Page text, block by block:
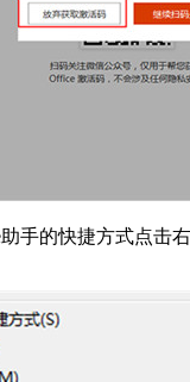
的快捷方式点击右